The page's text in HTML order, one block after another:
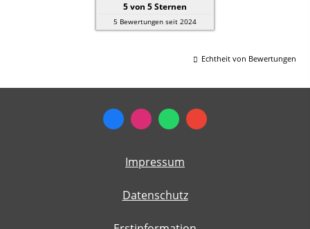
5von 5Sternen
5 Bewertungen seit 2024
Echtheit von Bewertungen
Impressum
Datenschutz